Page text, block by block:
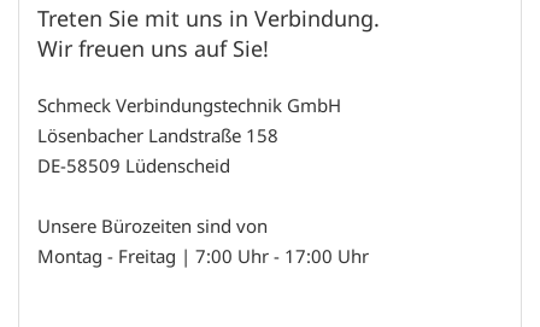
Treten Sie mit uns in Verbindung.
Wir freuen uns auf Sie!
Schmeck Verbindungstechnik GmbH
Lösenbacher Landstraße 158
DE-58509 Lüdenscheid
Unsere Bürozeiten sind von
Montag - Freitag | 7:00 Uhr - 17:00 Uhr